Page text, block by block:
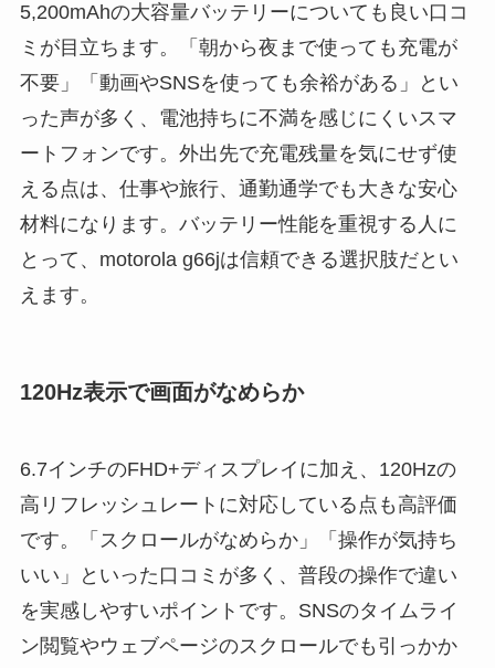
5,200mAhの大容量バッテリーについても良い口コ
ミが目立ちます。「朝から夜まで使っても充電が
不要」「動画やSNSを使っても余裕がある」とい
った声が多く、電池持ちに不満を感じにくいスマ
ートフォンです。外出先で充電残量を気にせず使
える点は、仕事や旅行、通勤通学でも大きな安心
材料になります。バッテリー性能を重視する人に
とって、motorola g66jは信頼できる選択肢だとい
えます。
120Hz表示で画面がなめらか
6.7インチのFHD+ディスプレイに加え、120Hzの
高リフレッシュレートに対応している点も高評価
です。「スクロールがなめらか」「操作が気持ち
いい」といった口コミが多く、普段の操作で違い
を実感しやすいポイントです。SNSのタイムライ
ン閲覧やウェブページのスクロールでも引っかか